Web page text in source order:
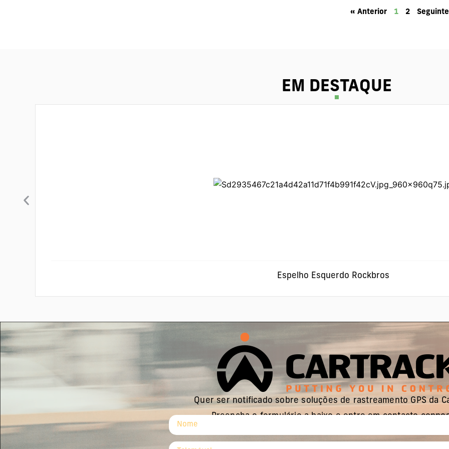
« Anterior 1 2
EM DESTAQUE
Espelho Esquerdo Rockbros
Quer ser notificado sobre soluções de rastreamento GPS da
Preencha o formulário a baixo e entre em contacto